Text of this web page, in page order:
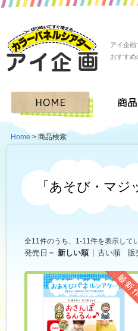
アイ企
おすす
Home > 商品検索
「あそび・マ
全11件のうち、1-11件を表示して
発売日＝ 新しい順 古い順 販